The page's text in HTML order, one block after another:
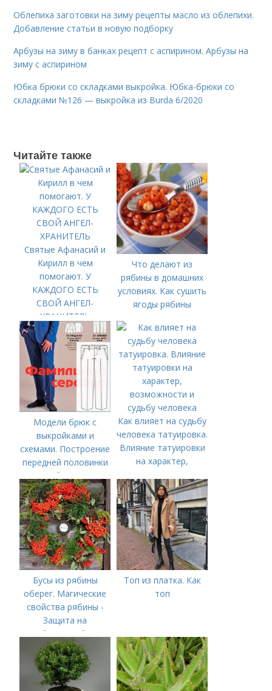
Облепиха заготовки на зиму рецепты масло из облепихи.
Добавление статьи в новую подборку
Арбузы на зиму в банках рецепт с аспирином. Арбузы на
зиму с аспирином
Юбка брюки со складками выкройка. Юбка-брюки со
складками №126 — выкройка из Burda 6/2020
Читайте также
Святые Афанасий и
Кирилл в чем
помогают. У
КАЖДОГО ЕСТЬ
СВОЙ АНГЕЛ-
ХРАНИТЕЛЬ
Что делают из
рябины в домашних
условиях. Как сушить
ягоды рябины
Модели брюк с
выкройками и
схемами. Построение
передней половинки
брюк
Как влияет на судьбу
человека татуировка.
Влияние татуировки
на характер,
судьбу человека
Бусы из рябины
оберег. Магические
свойства рябины -
Защита на
рябиновые бусы
Топ из платка. Как
топ